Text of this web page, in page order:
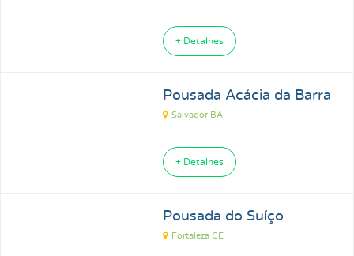
+ Detalhes
Pousada Acácia da Barra
Salvador BA
+ Detalhes
Pousada do Suíço
Fortaleza CE